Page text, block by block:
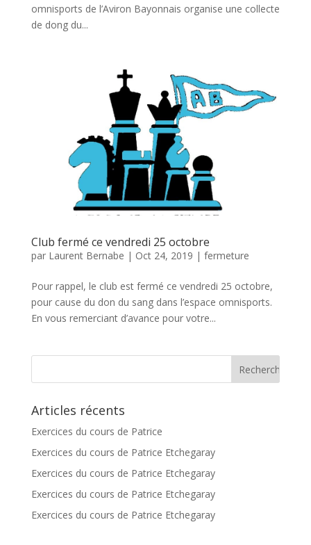
omnisports de l’Aviron Bayonnais organise une collecte
de dong du...
Club fermé ce vendredi 25 octobre
par Laurent Bernabe | Oct 24, 2019 | fermeture
Pour rappel, le club est fermé ce vendredi 25 octobre,
pour cause du don du sang dans l’espace omnisports.
En vous remerciant d’avance pour votre...
Articles récents
Exercices du cours de Patrice
Exercices du cours de Patrice Etchegaray
Exercices du cours de Patrice Etchegaray
Exercices du cours de Patrice Etchegaray
Exercices du cours de Patrice Etchegaray